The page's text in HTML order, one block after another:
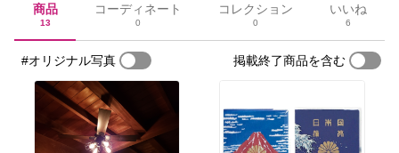
商品
13
コーディネート
0
コレクション
0
いいね
6
#オリジナル写真 掲載終了商品を含む